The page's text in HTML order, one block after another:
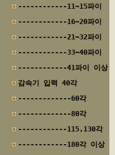
------------11~15파이
------------16~20파이
------------21~32파이
------------33~40파이
------------41파이 이상
감속기 입력 40각
-------------60각
-------------80각
------------115,130각
------------180각 이상